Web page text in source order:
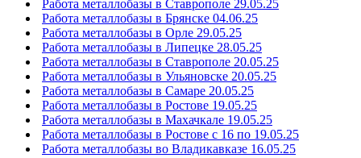
Работа металлобазы в Ставрополе 29.05.25
Работа металлобазы в Брянске 04.06.25
Работа металлобазы в Орле 29.05.25
Работа металлобазы в Липецке 28.05.25
Работа металлобазы в Ставрополе 20.05.25
Работа металлобазы в Ульяновске 20.05.25
Работа металлобазы в Самаре 20.05.25
Работа металлобазы в Ростове 19.05.25
Работа металлобазы в Махачкале 19.05.25
Работа металлобазы в Ростове с 16 по 19.05.25
Работа металлобазы во Владикавказе 16.05.25